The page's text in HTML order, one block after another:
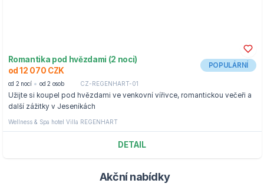
Romantika pod hvězdami (2 noci)
od 12 070 CZK
POPULÁRNÍ
od 2 nocí od 2 osob CZ-REGENHART-01
Užijte si koupel pod hvězdami ve venkovní vířivce, romantickou večeři a
další zážitky v Jeseníkách
Wellness & Spa hotel Villa REGENHART
DETAIL
Akční nabídky